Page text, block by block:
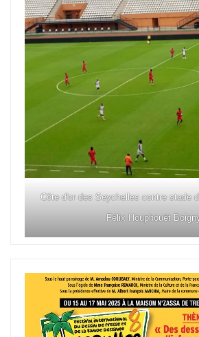
Côte d'or des Seychelles contre stade
Félix Houphouët